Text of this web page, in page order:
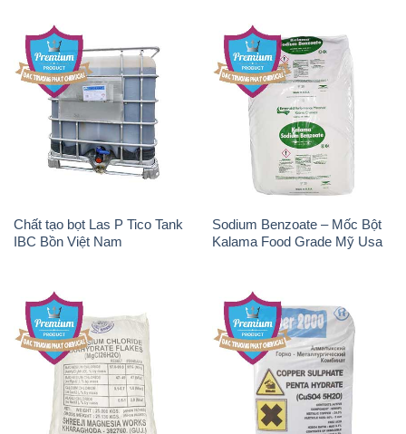
Chất tạo bọt Las P Tico Tank
IBC Bồn Việt Nam
Sodium Benzoate – Mốc Bột
Kalama Food Grade Mỹ Usa